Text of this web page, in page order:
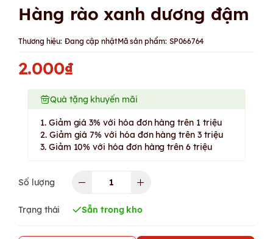
Hàng rào xanh dương đậm
Thương hiệu: Đang cập nhậtMã sản phẩm: SP066764
2.000₫
Quà tặng khuyến mãi
1. Giảm giá 3% với hóa đơn hàng trên 1 triệu
2. Giảm giá 7% với hóa đơn hàng trên 3 triệu
3. Giảm 10% với hóa đơn hàng trên 6 triệu
Số lượng
Trạng thái Sẵn trong kho